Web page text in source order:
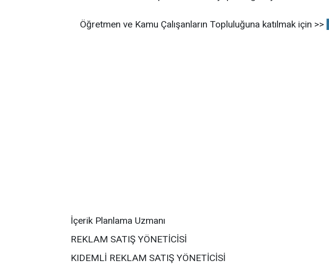
Öğretmen ve Kamu Çalışanların Topluluğuna katılmak için >>
İçerik Planlama Uzmanı
REKLAM SATIŞ YÖNETİCİSİ
KIDEMLİ REKLAM SATIŞ YÖNETİCİSİ